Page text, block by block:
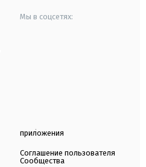
Мы в соцсетях:
приложения
Соглашение пользователя
Сообщества